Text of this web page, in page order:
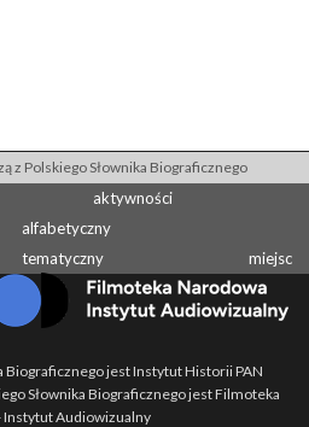
z Polskiego Słownika Biograficznego
aktywności
alfabetyczny
tematyczny
miejsc
Biograficznego jest Instytut Historii PAN
Słownika Biograficznego jest Filmoteka
Instytut Audiowizualny